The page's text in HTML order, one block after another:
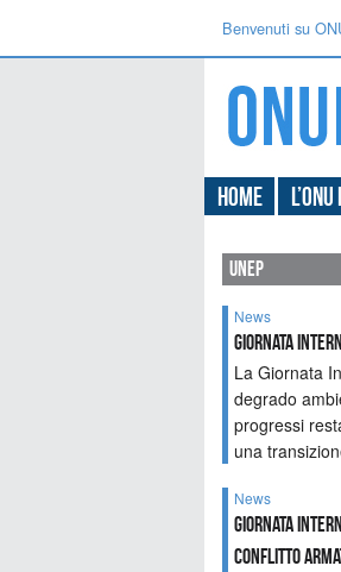
Benvenuti su
Home
unep
News
GIORNATA
La Giornata
degrado
progressi
una
News
Giornata
conflitto